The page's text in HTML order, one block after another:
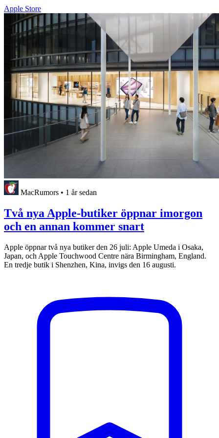
Apple Store
MacRumors • 1 år sedan
Två nya Apple-butiker öppnar imorgon
och en annan kommer snart
Apple öppnar två nya butiker den 26 juli: Apple Umeda i Osaka,
Japan, och Apple Touchwood Centre nära Birmingham, England.
En tredje butik i Shenzhen, Kina, invigs den 16 augusti.